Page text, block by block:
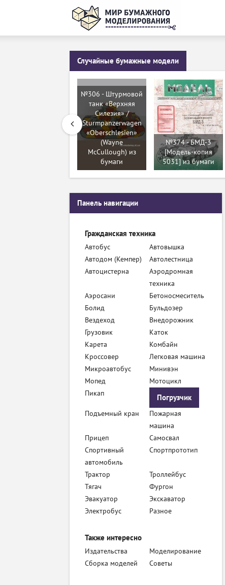
Случайные бумажные модели
№306 - Штурмовой
танк «Верхняя
Силезия» /
Sturmpanzerwagen
«Oberschlesien»
(Wayne
McCullough) из
бумаги
№374 - БМД-3
[Модель-копия
5031] из бумаги
Панель навигации
Гражданская техника
Автобус
Автовышка
Автодом (Кемпер)
Автолестница
Автоцистерна
Аэродромная
техника
Аэросани
Бетоносмеситель
Болид
Бульдозер
Вездеход
Внедорожник
Грузовик
Каток
Карета
Комбайн
Кроссовер
Легковая машина
Микроавтобус
Минивэн
Мопед
Мотоцикл
Пикап
Погрузчик
Подъемный кран
Пожарная
машина
Прицеп
Самосвал
Спортивный
автомобиль
Спортпрототип
Трактор
Троллейбус
Тягач
Фургон
Эвакуатор
Экскаватор
Электробус
Разное
Также интересно
Издательства
Моделирование
Сборка моделей
Советы